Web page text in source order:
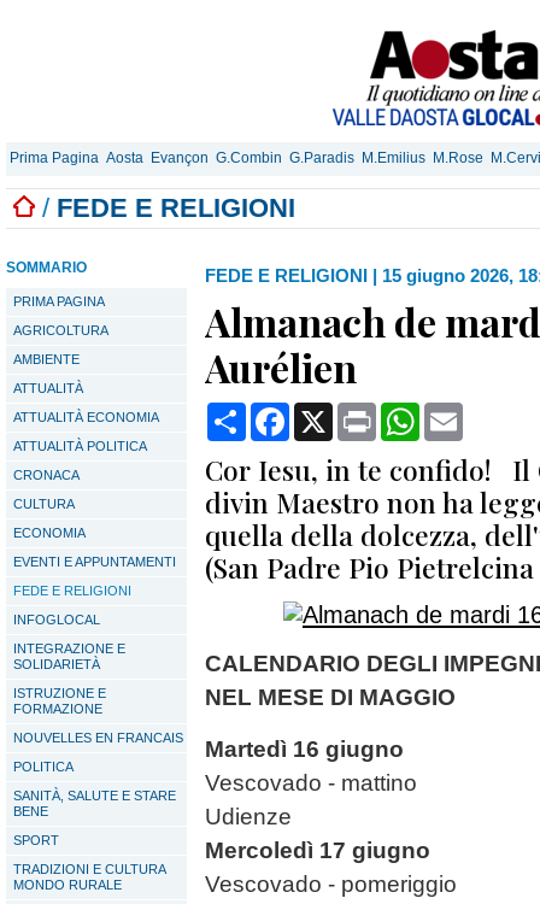
Prima Pagina Aosta Evançon G.Combin G.Paradis M.Emilius M.Rose
/ FEDE E RELIGIONI
SOMMARIO
PRIMA PAGINA
AGRICOLTURA
AMBIENTE
ATTUALITÀ
ATTUALITÀ ECONOMIA
ATTUALITÀ POLITICA
CRONACA
CULTURA
ECONOMIA
EVENTI E APPUNTAMENTI
FEDE E RELIGIONI
INFOGLOCAL
INTEGRAZIONE E
SOLIDARIETÀ
ISTRUZIONE E
FORMAZIONE
NOUVELLES EN FRANCAIS
POLITICA
SANITÀ, SALUTE E STARE
BENE
SPORT
TRADIZIONI E CULTURA
MONDO RURALE
FEDE E RELIGIONI | 15 giugno 2026,
Almanach de
Aurélien
CondividiFacebook
X Print WhatsApp
Cor Iesu, in te confido! Il
divin Maestro non ha
quella della dolcezza,
(San Padre Pio Pietrelcina
CALENDARIO DEGLI
NEL MESE DI MAGGIO
Martedì 16 giugno
Vescovado - mattino
Udienze
Mercoledì 17 giugno
Vescovado - pomeriggio